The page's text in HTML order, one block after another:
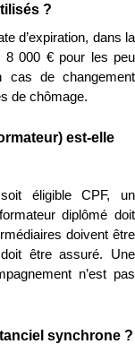
?
d’expiration, dans la
8 000 € pour les peu
cas de changement
de chômage.
est-elle
éligible CPF, un
diplômé doit
doivent être
être assuré. Une
n’est pas
synchrone ?